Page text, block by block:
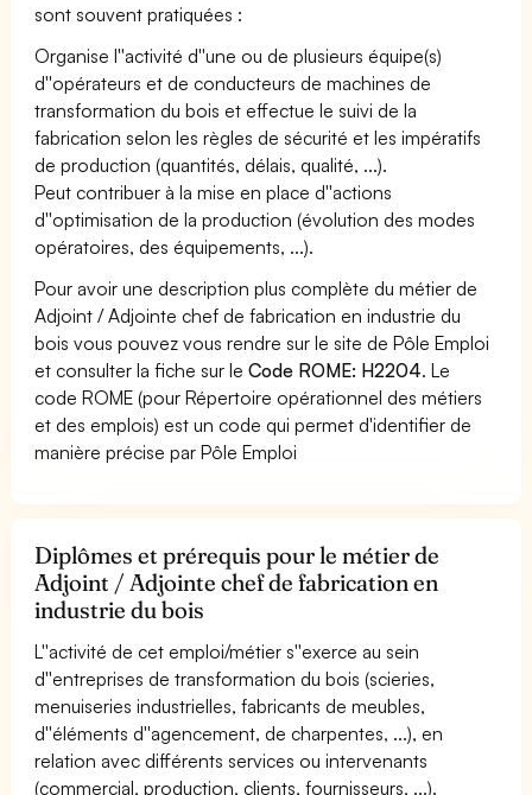
sont souvent pratiquées :
Organise l''activité d''une ou de plusieurs équipe(s)
d''opérateurs et de conducteurs de machines de
transformation du bois et effectue le suivi de la
fabrication selon les règles de sécurité et les impératifs
de production (quantités, délais, qualité, ...).
Peut contribuer à la mise en place d''actions
d''optimisation de la production (évolution des modes
opératoires, des équipements, ...).
Pour avoir une description plus complète du métier de
Adjoint / Adjointe chef de fabrication en industrie du
bois vous pouvez vous rendre sur le site de Pôle Emploi
et consulter la fiche sur leCode ROME: H2204. Le
code ROME (pour Répertoire opérationnel des métiers
et des emplois) est un code qui permet d'identifier de
manière précise par Pôle Emploi
Diplômes et prérequis pour le métier de
Adjoint / Adjointe chef de fabrication en
industrie du bois
L''activité de cet emploi/métier s''exerce au sein
d''entreprises de transformation du bois (scieries,
menuiseries industrielles, fabricants de meubles,
d''éléments d''agencement, de charpentes, ...), en
relation avec différents services ou intervenants
(commercial, production, clients, fournisseurs, ...).